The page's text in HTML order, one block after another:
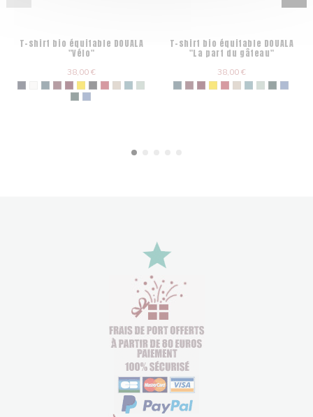
T-shirt bio équitable DOUALA
"Vélo"
38,00 €
T-shirt bio équitable DOUALA
"La part du gâteau"
38,00 €